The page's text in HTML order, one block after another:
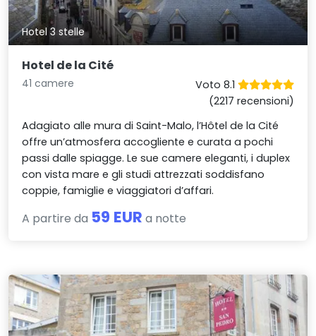
Hotel 3 stelle
Hotel de la Cité
41 camere
Voto 8.1
(2217 recensioni)
Adagiato alle mura di Saint-Malo, l’Hôtel de la Cité
offre un’atmosfera accogliente e curata a pochi
passi dalle spiagge. Le sue camere eleganti, i duplex
con vista mare e gli studi attrezzati soddisfano
coppie, famiglie e viaggiatori d’affari.
A partire da 59 EUR a notte